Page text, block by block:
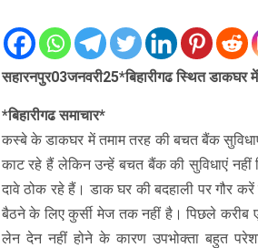
सहारनपुर03जनवरी25*बिहारीगढ स्थित डाकघर
*बिहारीगढ समाचार*
कस्बे के डाकघर में तमाम तरह की बचत बैंक
काट रहे हैं लेकिन उन्हें बचत बैंक की सुविधाएं नहीं
दावे ठोक रहे हैं। डाक घर की बदहाली पर गौर
बैठने के लिए कुर्सी मेज तक नहीं है। पिछले करीब
लेन देन नहीं होने के कारण उपभोक्ता बहुत